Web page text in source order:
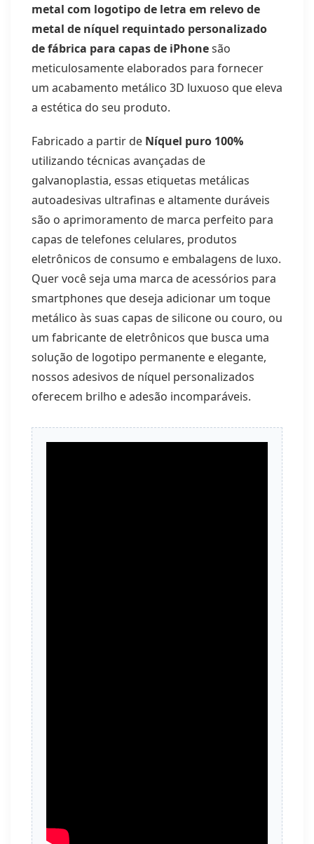
metal com logotipo de letra em relevo de
metal de níquel requintado personalizado
de fábrica para capas de iPhonesão
meticulosamente elaborados para fornecer
um acabamento metálico 3D luxuoso que eleva
a estética do seu produto.
Fabricado a partir de Níquel puro 100%
utilizando técnicas avançadas de
galvanoplastia, essas etiquetas metálicas
autoadesivas ultrafinas e altamente duráveis ​​
são o aprimoramento de marca perfeito para
capas de telefones celulares, produtos
eletrônicos de consumo e embalagens de luxo.
Quer você seja uma marca de acessórios para
smartphones que deseja adicionar um toque
metálico às suas capas de silicone ou couro, ou
um fabricante de eletrônicos que busca uma
solução de logotipo permanente e elegante,
nossos adesivos de níquel personalizados
oferecem brilho e adesão incomparáveis.